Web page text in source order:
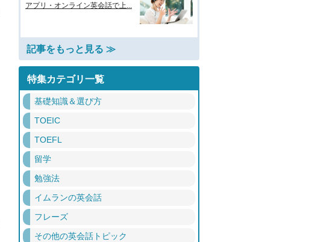
アプリ・オンライン英会話で上...
記事をもっと見る ≫
特集カテゴリ一覧
基礎知識＆選び方
TOEIC
TOEFL
留学
勉強法
イムランの英会話
フレーズ
その他の英会話トピック